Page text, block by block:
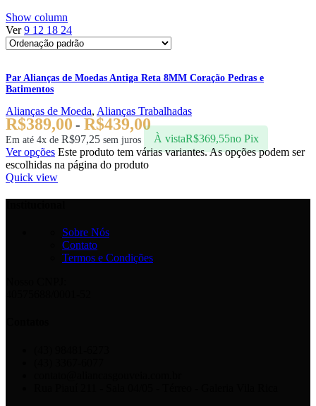
Show column
Ver9 12 18 24
Par Alianças de Moedas Antiga Reta 8MM Coração Pedras e
Batimentos
Alianças de Moeda, Alianças Trabalhadas
R$389,00 - R$439,00
Em até 4x de R$97,25 sem juros À vistaR$369,55no Pix
Ver opções Este produto tem várias variantes. As opções podem ser
escolhidas na página do produto
Quick view
Sobre Nós
Contato
Termos e Condições